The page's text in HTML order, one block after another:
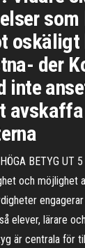
som
oskäligt
der
inte
avskaffa
BETYG UT
och möjlighet
elever, lärare
är centrala för